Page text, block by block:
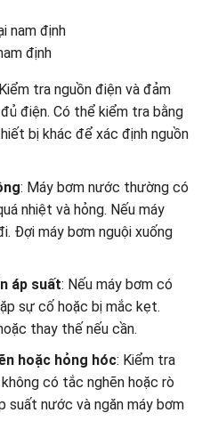
định
tra nguồn điện và đảm
điện. Có thể kiểm tra bằng
bị khác để xác định nguồn
: Máy bơm nước thường có
nhiệt và hỏng. Nếu máy
Đợi máy bơm nguội xuống
áp suất: Nếu máy bơm có
sự cố hoặc bị mắc kẹt.
thay thế nếu cần.
hoặc hỏng hóc: Kiểm tra
có tắc nghẽn hoặc rò
suất nước và ngăn máy bơm